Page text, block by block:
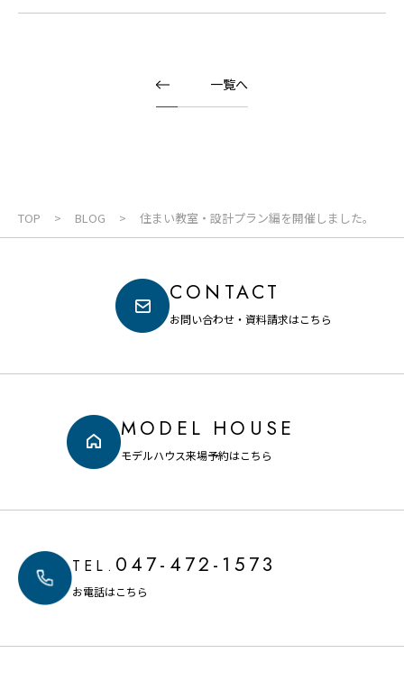
一覧へ
TOP BLOG 住まい教室・設計プラン編を開催しました。
CONTACT
お問い合わせ・資料請求はこちら
MODEL HOUSE
モデルハウス来場予約はこちら
TEL. 047-472-1573
お電話はこちら